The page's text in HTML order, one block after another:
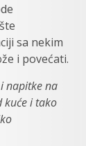
sa nekim
i povećati.
napitke na
kuće i tako